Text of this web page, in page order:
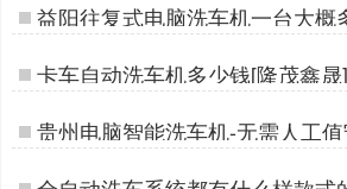
益阳往复式电脑洗车机一台大概
[隆茂鑫晟]…
卡车自动洗车机多少钱[隆茂鑫
贵州电脑智能洗车机-无需人工
自动清洗[隆茂鑫晟]…